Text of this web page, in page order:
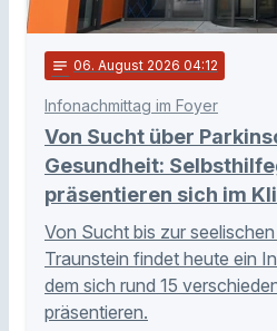
notes 06. August 2026 04:12
Infonachmittag im Foyer
Von Sucht über
Gesundheit:
präsentieren sich im
Von Sucht bis zur
Traunstein findet heute ein
dem sich rund 15
präsentieren.